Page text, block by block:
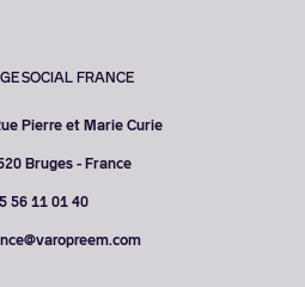
SOCIAL FRANCE
Pierre et Marie Curie
Bruges - France
56 11 01 40